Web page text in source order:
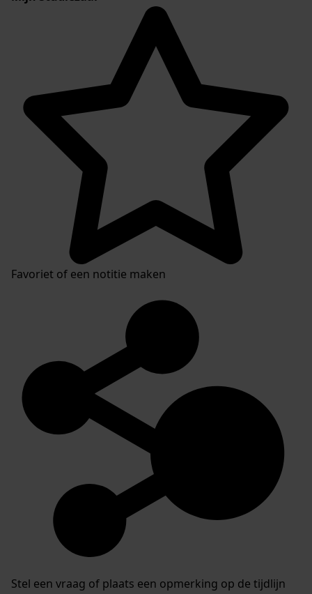
Favoriet of een notitie maken
Stel een vraag of plaats een opmerking op de tijdlijn